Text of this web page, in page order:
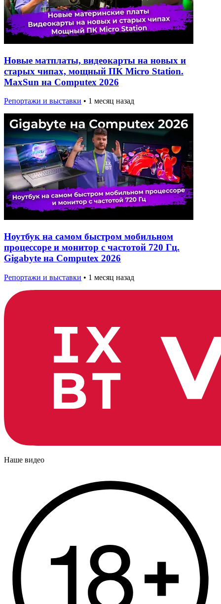
Новые матплаты, видеокарты на новых и
старых чипах, мощный ПК Micro Station.
MaxSun на Computex 2026
Репортажи и выставки • 1 месяц назад
Ноутбук на самом быстром мобильном
процессоре и монитор с частотой 720 Гц.
Gigabyte на Computex 2026
Репортажи и выставки • 1 месяц назад
Наше видео